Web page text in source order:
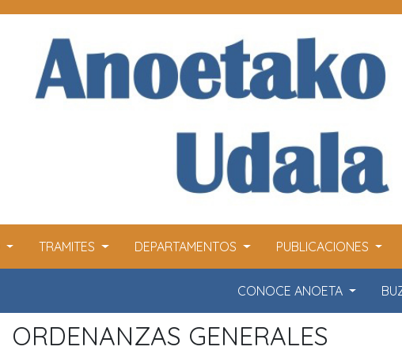
TRAMITES DEPARTAMENTOS PUBLICACIONES
CONOCE ANOETA
ORDENANZAS GENERALES